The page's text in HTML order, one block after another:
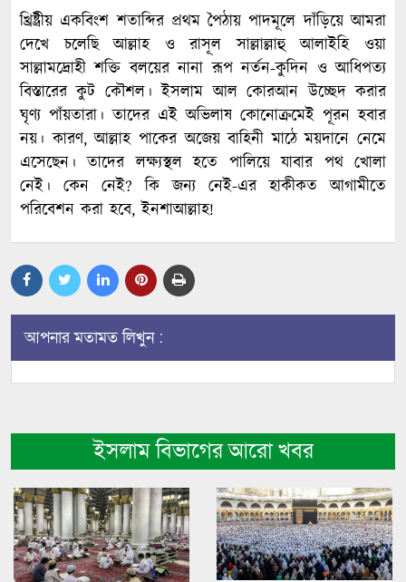
খ্রিষ্ট্রীয় একবিংশ শতাব্দির প্রথম পৈঠায় পাদমূলে দাঁড়িয়ে আমরা
দেখে চলেছি আল্লাহ ও রাসূল সাল্লাল্লাহু আলাইহি ওয়া
সাল্লামদ্রোহী শক্তি বলয়ের নানা রূপ নর্তন-কুদিন ও আধিপত্য
বিস্তারের কুট কৌশল। ইসলাম আল কোরআন উচ্ছেদ করার
ঘৃণ্য পাঁয়তারা। তাদের এই অভিলাষ কোনোক্রমেই পূরন হবার
নয়। কারণ, আল্লাহ পাকের অজেয় বাহিনী মাঠে ময়দানে নেমে
এসেছেন। তাদের লক্ষ্যস্থল হতে পালিয়ে যাবার পথ খোলা
নেই। কেন নেই? কি জন্য নেই-এর হাকীকত আগামীতে
পরিবেশন করা হবে, ইনশাআল্লাহ!
আপনার মতামত লিখুন :
ইসলাম বিভাগের আরো খবর